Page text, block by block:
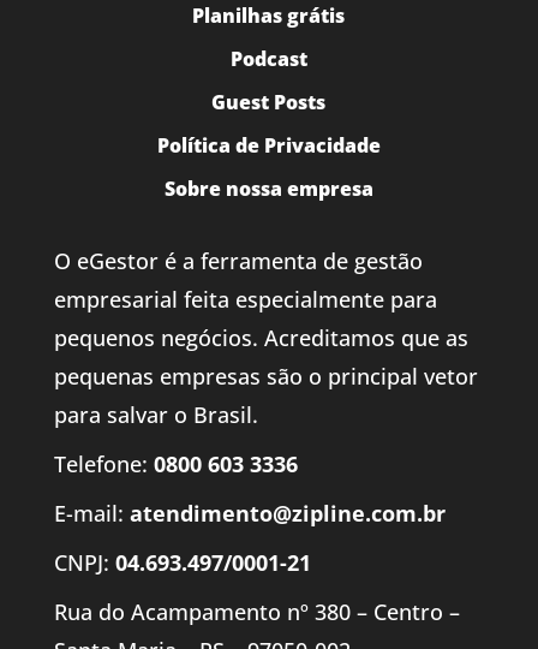
Planilhas grátis
Podcast
Guest Posts
Política de Privacidade
Sobre nossa empresa
O eGestor é a ferramenta de gestão
empresarial feita especialmente para
pequenos negócios. Acreditamos que as
pequenas empresas são o principal vetor
para salvar o Brasil.
Telefone: 0800 603 3336
E-mail: atendimento@zipline.com.br
CNPJ: 04.693.497/0001-21
Rua do Acampamento nº 380 – Centro –